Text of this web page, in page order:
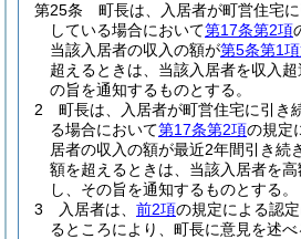
第25条
町長は、入居者が町営住宅
している場合において第17条第2項
当該入居者の収入の額が第5条第1
超えるときは、当該入居者を収入
の旨を通知するものとする。
2
町長は、入居者が町営住宅に引き
る場合において第17条第2項の規定
居者の収入の額が最近2年間引き続
額を超えるときは、当該入居者を
し、その旨を通知するものとする。
3
入居者は、 前2項の規定による認
るところにより、町長に意見を述べ